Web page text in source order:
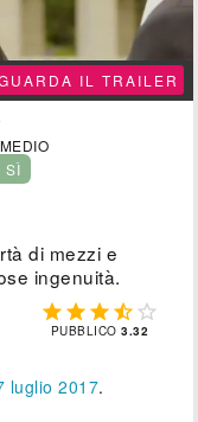
IL TRAILER
SÌ
di mezzi e
ingenuità.
    
PUBBLICO3.32
luglio 2017.